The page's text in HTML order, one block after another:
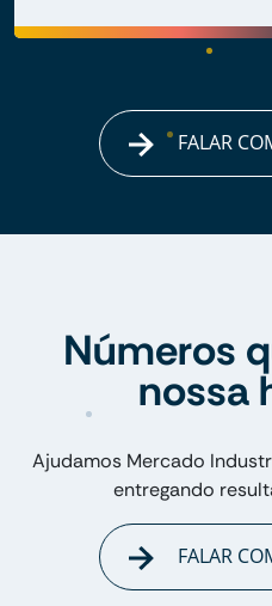
FALAR
Números
nossa
Ajudamos Mercado
entregando
FALAR